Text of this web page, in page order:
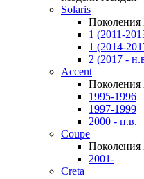
Solaris
Поколения
1 (2011-
1 (2014-
2 (2017 -
Accent
Поколения
1995-1996
1997-1999
2000 - н.в.
Coupe
Поколения
2001-
Creta